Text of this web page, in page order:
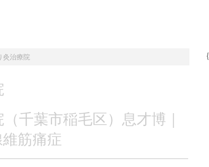
灸治療院
千葉市稲毛区）息才博｜
筋痛症